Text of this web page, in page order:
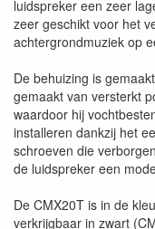
luidspreker een zeer
zeer geschikt voor het
achtergrondmuziek op
De behuizing is
gemaakt van versterkt
waardoor hij
installeren dankzij het
schroeven die
de luidspreker een
De CMX20T is in de
verkrijgbaar in zwart